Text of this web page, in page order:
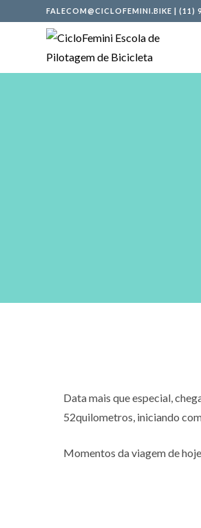
FALECOM@CICLOFEMINI.BIKE |(11)
Data mais que especial,
52quilometros, iniciando
Momentos da viagem de